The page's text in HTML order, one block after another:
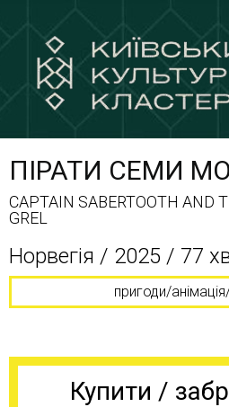
ПІРАТИ СЕМИ
CAPTAIN SABERTOOTH AND
GREL
Норвегія / 2025 / 77
пригоди/
Купити /